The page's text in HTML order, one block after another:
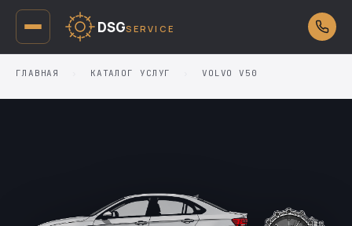
DSGSERVICE
ГЛАВНАЯ КАТАЛОГ УСЛУГ VOLVO V50